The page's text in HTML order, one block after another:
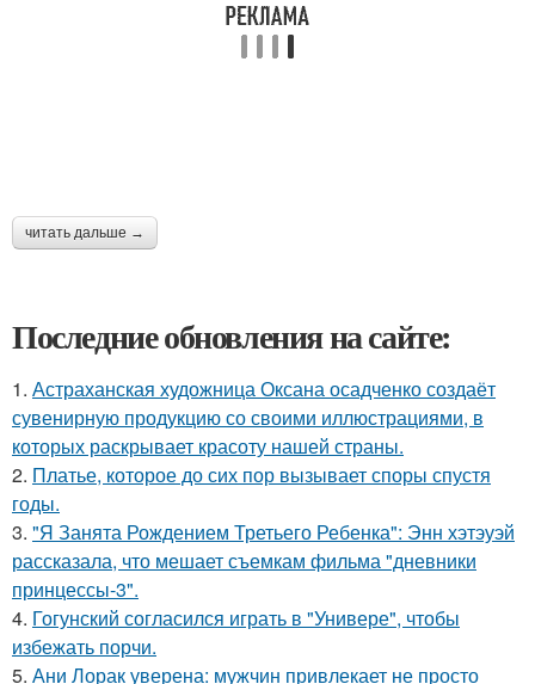
читать дальше →
Последние обновления на сайте:
1. Астраханская художница Оксана осадченко создаёт
сувенирную продукцию со своими иллюстрациями, в
которых раскрывает красоту нашей страны.
2. Платье, которое до сих пор вызывает споры спустя
годы.
3. "Я Занята Рождением Третьего Ребенка": Энн хэтэуэй
рассказала, что мешает съемкам фильма "дневники
принцессы-3".
4. Гогунский согласился играть в "Универе", чтобы
избежать порчи.
5. Ани Лорак уверена: мужчин привлекает не просто